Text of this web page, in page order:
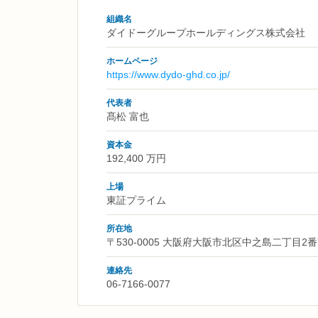
組織名
ダイドーグループホールディングス株式会社
ホームページ
https://www.dydo-ghd.co.jp/
代表者
髙松 富也
資本金
192,400 万円
上場
東証プライム
所在地
〒530-0005 大阪府大阪市北区中之島二丁目2
連絡先
06-7166-0077